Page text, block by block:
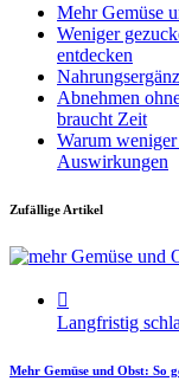
Mehr Gemüse
Weniger
entdecken
Abnehmen
braucht Zeit
Warum
Auswirkungen
Zufällige Artikel
Langfristig
Mehr Gemüse und Obst: So